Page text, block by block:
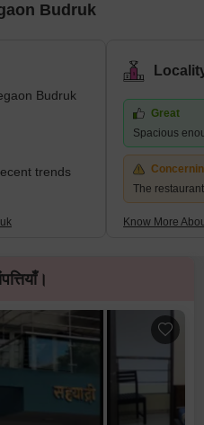
Budruk
Budruk
trends
Great
Spacious
The
Know More